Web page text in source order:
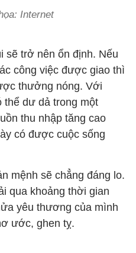
Internet
sẽ trở nên ổn định. Nếu
công việc được giao thì
thưởng nóng. Với
thể dư dả trong một
thu nhập tăng cao
có được cuộc sống
mệnh sẽ chẳng đáng lo.
qua khoảng thời gian
yêu thương của mình
ước, ghen tỵ.